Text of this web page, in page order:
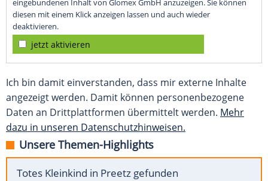
eingebundenen Inhalt von Glomex GmbH anzuzeigen. Sie können
diesen mit einem Klick anzeigen lassen und auch wieder
deaktivieren.
jetzt aktivieren
Ich bin damit einverstanden, dass mir externe Inhalte
angezeigt werden. Damit können personenbezogene
Daten an Drittplattformen übermittelt werden. Mehr
dazu in unseren Datenschutzhinweisen.
Unsere Themen-Highlights
Totes Kleinkind in Preetz gefunden